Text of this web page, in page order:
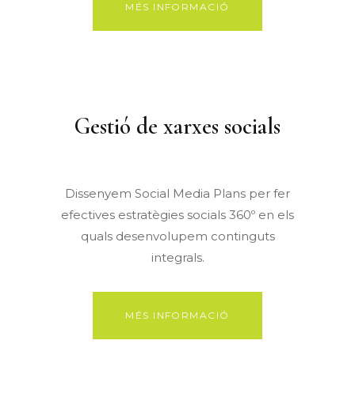
MÉS INFORMACIÓ
Gestió de xarxes socials
Dissenyem Social Media Plans per fer
efectives estratègies socials 360º en els
quals desenvolupem continguts
integrals.
MÉS INFORMACIÓ